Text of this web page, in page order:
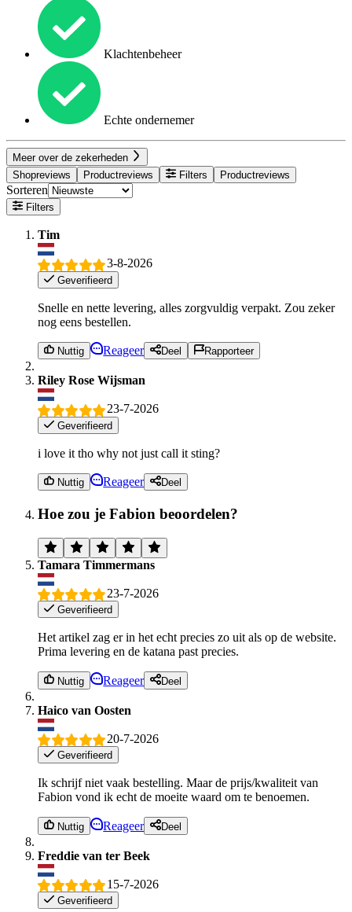
Klachtenbeheer
Echte ondernemer
Meer over de zekerheden
Shopreviews
Productreviews Filters Productreviews
Sorteren
Filters
Tim
3-8-2026
Geverifieerd
Snelle en nette levering, alles zorgvuldig verpakt. Zou zeker
nog eens bestellen.
Nuttig Reageer Deel Rapporteer
Riley Rose Wijsman
23-7-2026
Geverifieerd
i love it tho why not just call it sting?
Nuttig Reageer Deel
Hoe zou je Fabion beoordelen?
Tamara Timmermans
23-7-2026
Geverifieerd
Het artikel zag er in het echt precies zo uit als op de website.
Prima levering en de katana past precies.
Nuttig Reageer Deel
Haico van Oosten
20-7-2026
Geverifieerd
Ik schrijf niet vaak bestelling. Maar de prijs/kwaliteit van
Fabion vond ik echt de moeite waard om te benoemen.
Nuttig Reageer Deel
Freddie van ter Beek
15-7-2026
Geverifieerd